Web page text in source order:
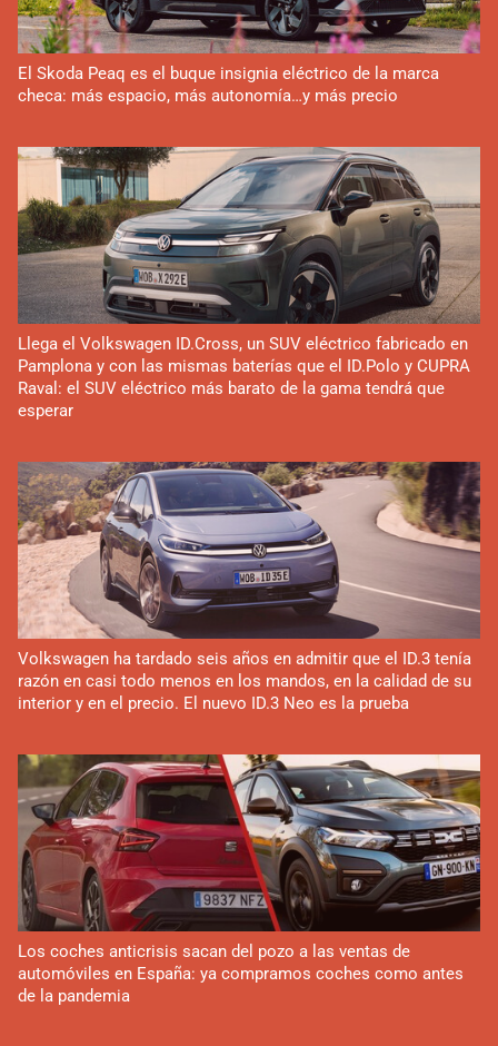
El Skoda Peaq es el buque insignia eléctrico de la marca
checa: más espacio, más autonomía…y más precio
Llega el Volkswagen ID.Cross, un SUV eléctrico fabricado en
Pamplona y con las mismas baterías que el ID.Polo y CUPRA
Raval: el SUV eléctrico más barato de la gama tendrá que
esperar
Volkswagen ha tardado seis años en admitir que el ID.3 tenía
razón en casi todo menos en los mandos, en la calidad de su
interior y en el precio. El nuevo ID.3 Neo es la prueba
Los coches anticrisis sacan del pozo a las ventas de
automóviles en España: ya compramos coches como antes
de la pandemia